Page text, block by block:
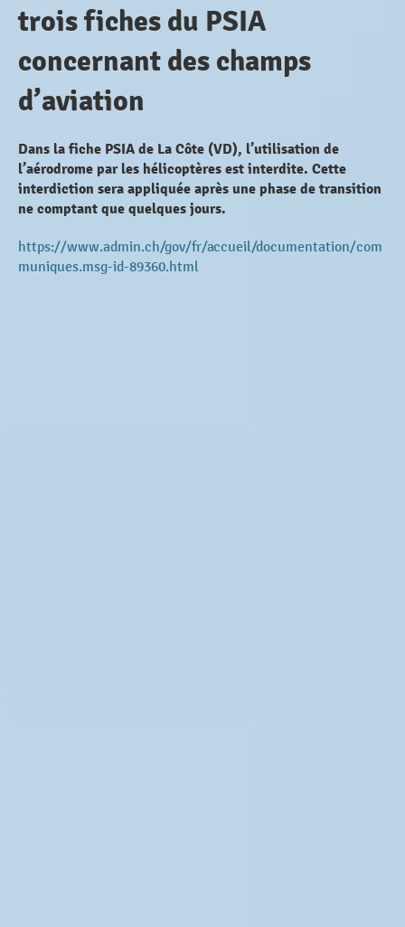
trois fiches du PSIA
concernant des champs
d’aviation
Dans la fiche PSIA de La Côte (VD), l’utilisation de
l’aérodrome par les hélicoptères est interdite. Cette
interdiction sera appliquée après une phase de transition
ne comptant que quelques jours.
https://www.admin.ch/gov/fr/accueil/documentation/com
muniques.msg-id-89360.html